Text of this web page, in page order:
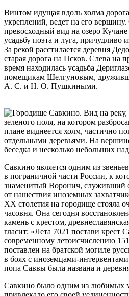
Винтом идущая вдоль холма
укреплений, ведет на его
превосходный вид на озеро
усадьбу поэта и луга, причудливо
За рекой расстилается деревня
старая дорога на Псков. Слева на
время находилась усадьба
помещикам Шелгуновым,
А. С. и Н. О. Пушкиными.
Савкино является одним из
в пограничной части России, к
знаменитый Воронич, служивший
от нашествия иноземных
XX столетия на городище стояла
часовня. Она сегодня
камень с крестом,
гласит: «Лета 7021 постави крест
современному летоисчислению
поставлен на братской могиле
в боях с иноземцами-
попа Саввы была названа и
Савкино было одним из любимых